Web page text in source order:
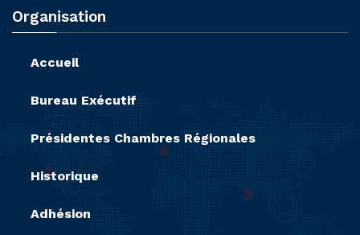
Organisation
Accueil
Bureau Exécutif
Présidentes Chambres Régionales
Historique
Adhésion